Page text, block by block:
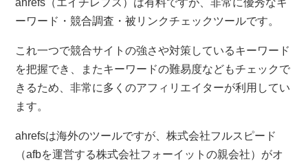
ahrefs（エイチレフス）は有料ですが、非常に優秀なキ
ーワード・競合調査・被リンクチェックツールです。
これ一つで競合サイトの強さや対策しているキーワード
を把握でき、またキーワードの難易度などもチェックで
きるため、非常に多くのアフィリエイターが利用してい
ます。
ahrefsは海外のツールですが、株式会社フルスピード
（afbを運営する株式会社フォーイットの親会社）がオ